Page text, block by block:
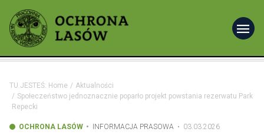
menu
TU JESTEŚ: Home
Aktualności
Społeczeństwo jednoznacznie poparło projekt powstania rezerwatu Park
Repecki
OCHRONA LASÓW INFORMACJA PRASOWA 03.03.2026